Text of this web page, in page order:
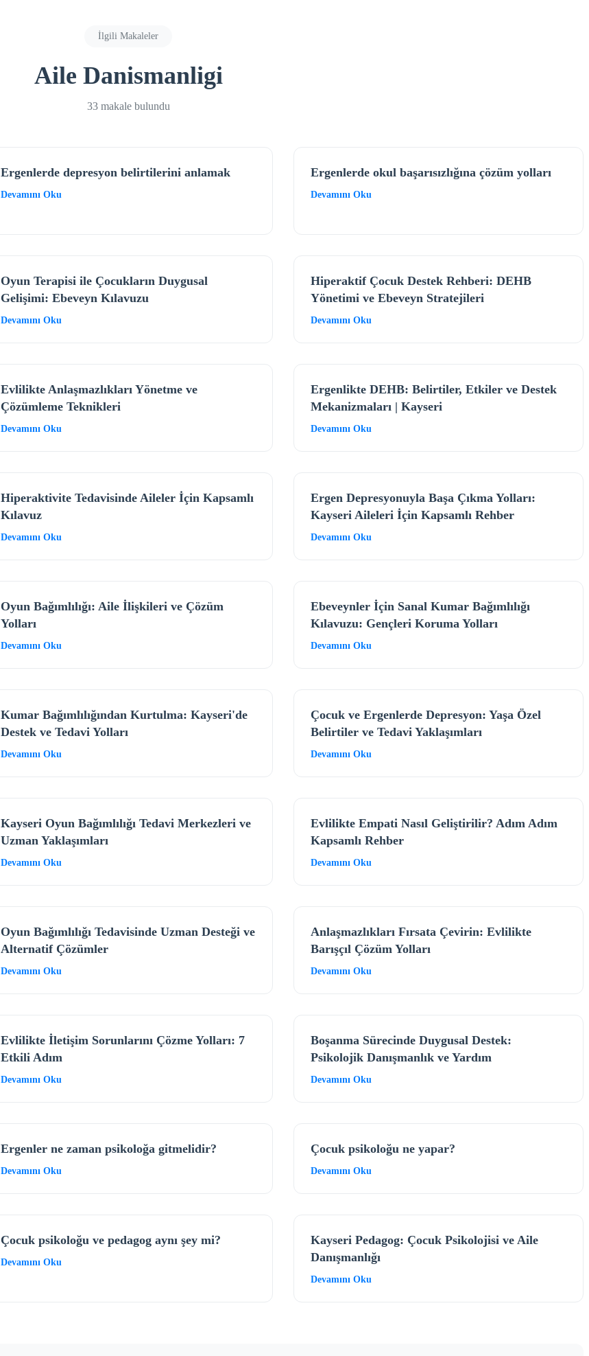
İlgili Makaleler
Aile Danismanligi
33 makale bulundu
Ergenlerde depresyon belirtilerini anlamak
Devamını Oku
Ergenlerde okul başarısızlığına çözüm yolları
Devamını Oku
Oyun Terapisi ile Çocukların Duygusal
Gelişimi: Ebeveyn Kılavuzu
Devamını Oku
Hiperaktif Çocuk Destek Rehberi: DEHB
Yönetimi ve Ebeveyn Stratejileri
Devamını Oku
Evlilikte Anlaşmazlıkları Yönetme ve
Çözümleme Teknikleri
Devamını Oku
Ergenlikte DEHB: Belirtiler, Etkiler ve Destek
Mekanizmaları | Kayseri
Devamını Oku
Hiperaktivite Tedavisinde Aileler İçin Kapsamlı
Kılavuz
Devamını Oku
Ergen Depresyonuyla Başa Çıkma Yolları:
Kayseri Aileleri İçin Kapsamlı Rehber
Devamını Oku
Oyun Bağımlılığı: Aile İlişkileri ve Çözüm
Yolları
Devamını Oku
Ebeveynler İçin Sanal Kumar Bağımlılığı
Kılavuzu: Gençleri Koruma Yolları
Devamını Oku
Kumar Bağımlılığından Kurtulma: Kayseri'de
Destek ve Tedavi Yolları
Devamını Oku
Çocuk ve Ergenlerde Depresyon: Yaşa Özel
Belirtiler ve Tedavi Yaklaşımları
Devamını Oku
Kayseri Oyun Bağımlılığı Tedavi Merkezleri ve
Uzman Yaklaşımları
Devamını Oku
Evlilikte Empati Nasıl Geliştirilir? Adım Adım
Kapsamlı Rehber
Devamını Oku
Oyun Bağımlılığı Tedavisinde Uzman Desteği ve
Alternatif Çözümler
Devamını Oku
Anlaşmazlıkları Fırsata Çevirin: Evlilikte
Barışçıl Çözüm Yolları
Devamını Oku
Evlilikte İletişim Sorunlarını Çözme Yolları: 7
Etkili Adım
Devamını Oku
Boşanma Sürecinde Duygusal Destek:
Psikolojik Danışmanlık ve Yardım
Devamını Oku
Ergenler ne zaman psikoloğa gitmelidir?
Devamını Oku
Çocuk psikoloğu ne yapar?
Devamını Oku
Çocuk psikoloğu ve pedagog aynı şey mi?
Devamını Oku
Kayseri Pedagog: Çocuk Psikolojisi ve Aile
Danışmanlığı
Devamını Oku